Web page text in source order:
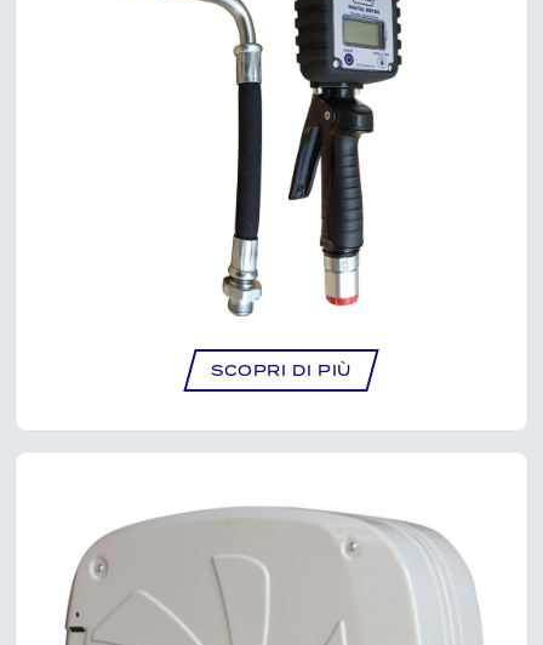
PISTOLA DI EROGAZIONE CON CONTALITRI
DIGITALE E BECCUCCIO ANTIGOCCIA
MANUALE – NE3907
SCOPRI DI PIÙ